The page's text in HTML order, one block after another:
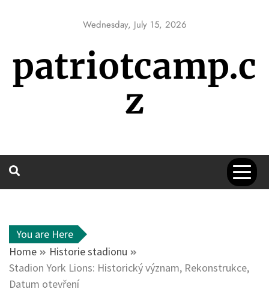
Wednesday, July 15, 2026
patriotcamp.c
z
You are Here
Home
Historie stadionu
Stadion York Lions: Historický význam, Rekonstrukce,
Datum otevření